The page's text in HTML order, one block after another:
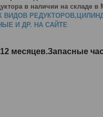
в наличии на складе
И ДР. НА САЙТЕ
месяцев.Запасные